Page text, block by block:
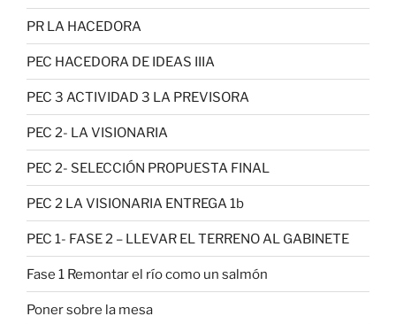
PR LA HACEDORA
PEC HACEDORA DE IDEAS IIIA
PEC 3 ACTIVIDAD 3 LA PREVISORA
PEC 2- LA VISIONARIA
PEC 2- SELECCIÓN PROPUESTA FINAL
PEC 2 LA VISIONARIA ENTREGA 1b
PEC 1- FASE 2 – LLEVAR EL TERRENO AL GABINETE
Fase 1 Remontar el río como un salmón
Poner sobre la mesa